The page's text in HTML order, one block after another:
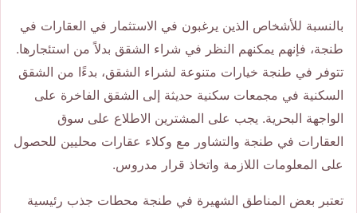
بالنسبة للأشخاص الذين يرغبون في الاستثمار في العقارات في
طنجة، فإنهم يمكنهم النظر في شراء الشقق بدلاً من استئجارها.
تتوفر في طنجة خيارات متنوعة لشراء الشقق، بدءًا من الشقق
السكنية في مجمعات سكنية حديثة إلى الشقق الفاخرة على
الواجهة البحرية. يجب على المشترين الاطلاع على سوق
العقارات في طنجة والتشاور مع وكلاء عقارات محليين للحصول
على المعلومات اللازمة واتخاذ قرار مدروس.
تعتبر بعض المناطق الشهيرة في طنجة محطات جذب رئيسية